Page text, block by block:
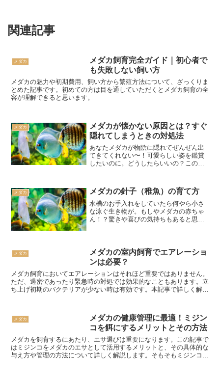
関連記事
メダカ
メダカ飼育完全ガイド｜初心者で
も失敗しない飼い方
メダカの魅力や初期費用、飼い方から繁殖方法について、ざっくりま
とめた記事です。初めての方は目を通していただくとメダカ飼育の全
容が理解できると思います。
メダカ
メダカが懐かない原因とは？すぐ
隠れてしまうときの対処法
あなたメダカが物陰に隠れてぜんぜん出
てきてくれない〜！可愛らしい姿を鑑賞
したいのに。どうしたらいいの？このよ
い状態で飼育されているメダカは、人が
近づいても怖がらず、エサ...
メダカ メダカの針子（稚魚）の育て方
水槽のお手入れをしていたら何やら小さ
な泳ぐ生き物が。もしやメダカの赤ちゃ
ん！？驚きや喜びの気持ちもあると思い
は、針子を発見した時の対...
メダカ
メダカの室内飼育でエアレーショ
ンは必要？
メダカ飼育においてエアレーションはそれほど重要ではありません。
ただ、過密であったり緊急時の対処では効果的なこともあります。立
ち上げ初期のバクテリアが少ない時は有効です。本記事で詳しく解説
メダカ
メダカの健康管理に最適！ミジン
コを餌にするメリットとその方法
メダカを飼育するにあたり、エサ選びは重要になります。この記事で
はミジンコをメダカのエサとして活用するメリットと、その具体的な
与え方や管理の方法について詳しく解説します。そもそもミジンコと